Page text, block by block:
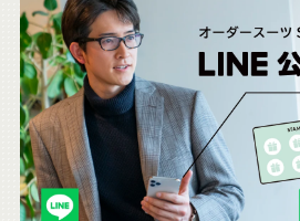
こ
ち
ら
も
チ